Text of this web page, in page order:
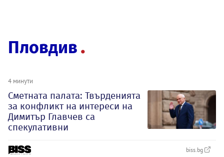
Пловдив
4 минути
Сметната палата: Твърденията
за конфликт на интереси на
Димитър Главчев са
спекулативни
biss.bg